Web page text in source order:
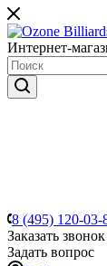
Интернет-
8 (495) 120-03-
Заказать звонок
Задать вопрос